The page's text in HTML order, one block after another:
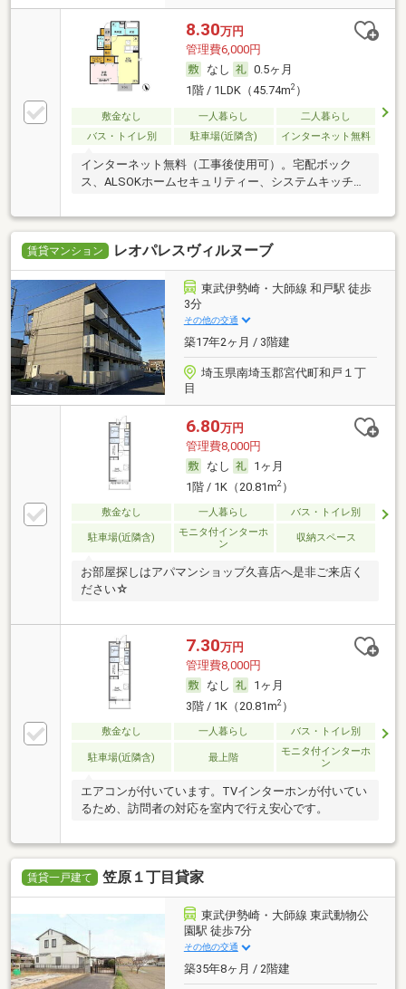
8.30万円
管理費6,000円
なし
0.5ヶ月
1階 / 1LDK（45.74m2）
敷金なし 一人暮らし
二人暮らし
バス・トイレ別
駐車場(近隣含) インターネット無料
インターネット無料（工事後使用可）。宅配ボック
ス、ALSOKホームセキュリティー、システムキッチ
賃貸マンション レオパレスヴィルヌーブ
東武伊勢崎・大師線 和戸駅 徒歩
3分
その他の交通
築17年2ヶ月 / 3階建
埼玉県南埼玉郡宮代町和戸１丁
目
6.80万円
管理費8,000円
なし
1ヶ月
1階 / 1K（20.81m2）
敷金なし 一人暮らし バス・トイレ別
駐車場(近隣含)
モニタ付インターホ
ン
収納スペース
お部屋探しはアパマンショップ久喜店へ是非ご来店く
ださい☆
7.30万円
管理費8,000円
なし
1ヶ月
3階 / 1K（20.81m2）
敷金なし 一人暮らし バス・トイレ別
駐車場(近隣含) 最上階
モニタ付インターホ
ン
エアコンが付いています。TVインターホンが付いてい
るため、訪問者の対応を室内で行え安心です。
賃貸一戸建て 笠原１丁目貸家
東武伊勢崎・大師線 東武動物公
園駅 徒歩7分
その他の交通
築35年8ヶ月 / 2階建